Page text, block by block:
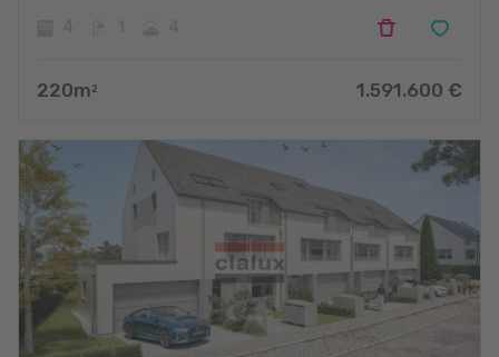
220m 2 1.591.600 €